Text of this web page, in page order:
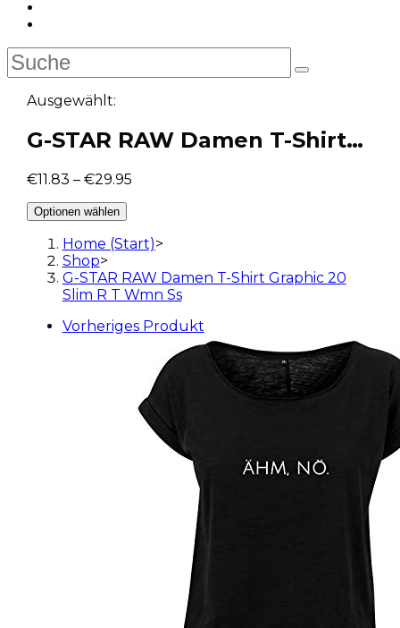
Ausgewählt:
G-STAR RAW Damen T-Shirt…
€11.83 – €29.95
Optionen wählen
Home (Start)>
Shop>
G-STAR RAW Damen T-Shirt Graphic 20
Slim R T Wmn Ss
Vorheriges Produkt